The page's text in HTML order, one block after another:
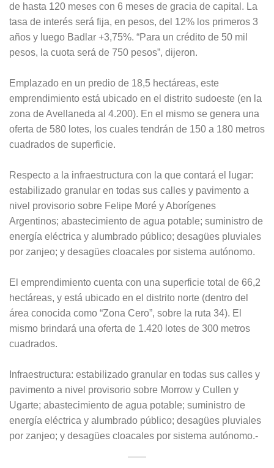
de hasta 120 meses con 6 meses de gracia de capital. La
tasa de interés será fija, en pesos, del 12% los primeros 3
años y luego Badlar +3,75%. “Para un crédito de 50 mil
pesos, la cuota será de 750 pesos”, dijeron.
Emplazado en un predio de 18,5 hectáreas, este
emprendimiento está ubicado en el distrito sudoeste (en la
zona de Avellaneda al 4.200). En el mismo se genera una
oferta de 580 lotes, los cuales tendrán de 150 a 180 metros
cuadrados de superficie.
Respecto a la infraestructura con la que contará el lugar:
estabilizado granular en todas sus calles y pavimento a
nivel provisorio sobre Felipe Moré y Aborígenes
Argentinos; abastecimiento de agua potable; suministro de
energía eléctrica y alumbrado público; desagües pluviales
por zanjeo; y desagües cloacales por sistema autónomo.
El emprendimiento cuenta con una superficie total de 66,2
hectáreas, y está ubicado en el distrito norte (dentro del
área conocida como “Zona Cero”, sobre la ruta 34). El
mismo brindará una oferta de 1.420 lotes de 300 metros
cuadrados.
Infraestructura: estabilizado granular en todas sus calles y
pavimento a nivel provisorio sobre Morrow y Cullen y
Ugarte; abastecimiento de agua potable; suministro de
energía eléctrica y alumbrado público; desagües pluviales
por zanjeo; y desagües cloacales por sistema autónomo.-